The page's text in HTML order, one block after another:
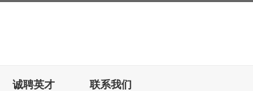
诚聘英才 联系我们